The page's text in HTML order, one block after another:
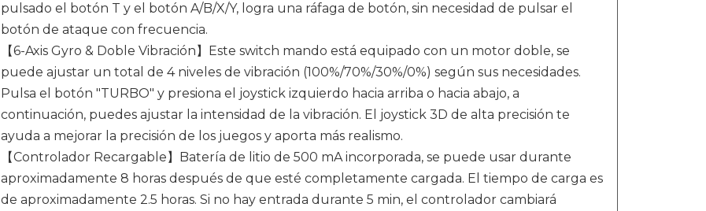
pulsado el botón T y el botón A/B/X/Y, logra una ráfaga de botón, sin necesidad de pulsar el
botón de ataque con frecuencia.
【6-Axis Gyro & Doble Vibración】Este switch mando está equipado con un motor doble, se
puede ajustar un total de 4 niveles de vibración (100%/70%/30%/0%) según sus necesidades.
Pulsa el botón "TURBO" y presiona el joystick izquierdo hacia arriba o hacia abajo, a
continuación, puedes ajustar la intensidad de la vibración. El joystick 3D de alta precisión te
ayuda a mejorar la precisión de los juegos y aporta más realismo.
【Controlador Recargable】Batería de litio de 500 mA incorporada, se puede usar durante
aproximadamente 8 horas después de que esté completamente cargada. El tiempo de carga es
de aproximadamente 2.5 horas. Si no hay entrada durante 5 min, el controlador cambiará